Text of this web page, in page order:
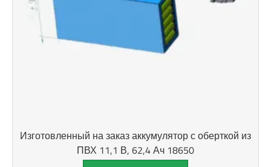
Изготовленный на заказ аккумулятор с оберткой из
ПВХ 11,1 В, 62,4 Ач 18650